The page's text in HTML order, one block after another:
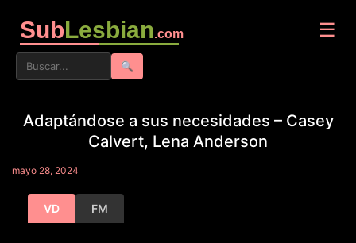
SubLesbian.com ☰
🔍
Adaptándose a sus necesidades – Casey
Calvert, Lena Anderson
mayo 28, 2024
VD FM